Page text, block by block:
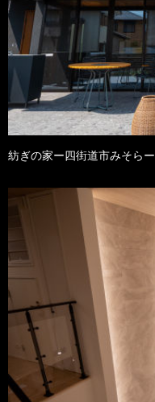
紡ぎの家ー四街道市みそらー